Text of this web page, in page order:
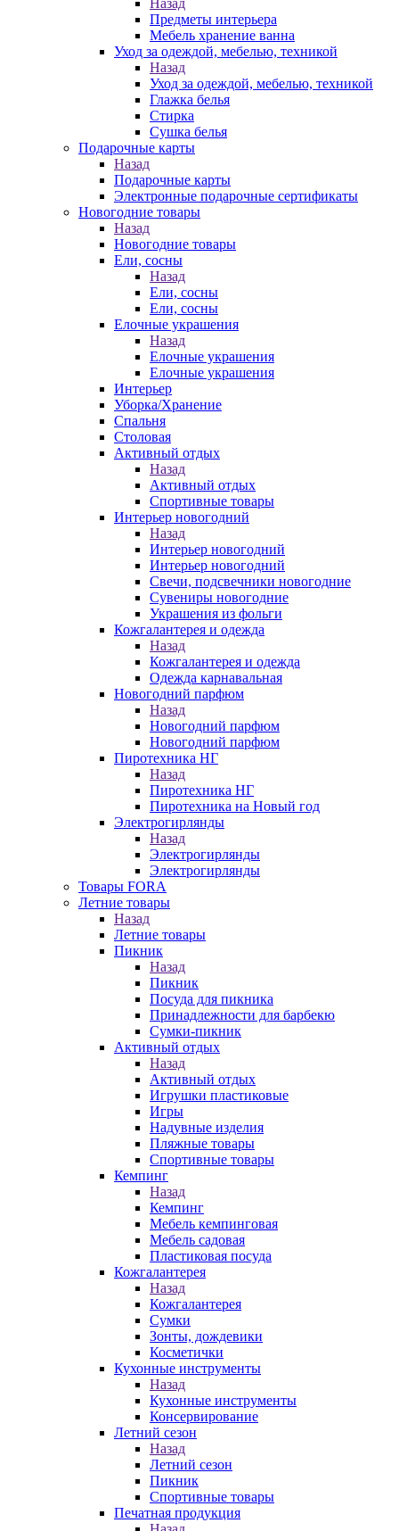
Предметы интерьера
Мебель хранение ванна
Уход за одеждой, мебелью, техникой
Назад
Уход за одеждой, мебелью, техникой
Глажка белья
Стирка
Сушка белья
Подарочные карты
Назад
Подарочные карты
Электронные подарочные сертификаты
Новогодние товары
Назад
Новогодние товары
Ели, сосны
Назад
Ели, сосны
Ели, сосны
Елочные украшения
Назад
Елочные украшения
Елочные украшения
Интерьер
Уборка/Хранение
Спальня
Столовая
Активный отдых
Назад
Активный отдых
Спортивные товары
Интерьер новогодний
Назад
Интерьер новогодний
Интерьер новогодний
Свечи, подсвечники новогодние
Сувениры новогодние
Украшения из фольги
Кожгалантерея и одежда
Назад
Кожгалантерея и одежда
Одежда карнавальная
Новогодний парфюм
Назад
Новогодний парфюм
Новогодний парфюм
Пиротехника НГ
Назад
Пиротехника НГ
Пиротехника на Новый год
Электрогирлянды
Назад
Электрогирлянды
Электрогирлянды
Товары FORA
Летние товары
Назад
Летние товары
Пикник
Назад
Пикник
Посуда для пикника
Принадлежности для барбекю
Сумки-пикник
Активный отдых
Назад
Активный отдых
Игрушки пластиковые
Игры
Надувные изделия
Пляжные товары
Спортивные товары
Кемпинг
Назад
Кемпинг
Мебель кемпинговая
Мебель садовая
Пластиковая посуда
Кожгалантерея
Назад
Кожгалантерея
Сумки
Зонты, дождевики
Косметички
Кухонные инструменты
Назад
Кухонные инструменты
Консервирование
Летний сезон
Назад
Летний сезон
Пикник
Спортивные товары
Печатная продукция